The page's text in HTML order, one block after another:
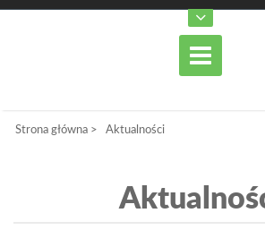
Strona główna > Aktualności